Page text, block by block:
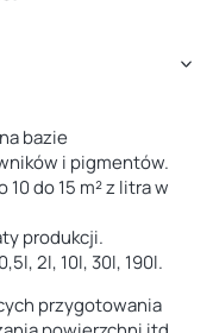
bazie
i pigmentów.
do 15 m² z litra w
produkcji.
2l, 10l, 30l, 190l.
przygotowania